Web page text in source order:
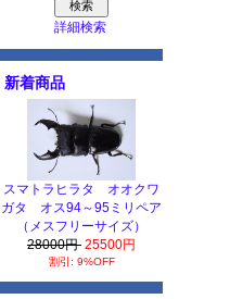
詳細検索
新着商品
スマトラヒラタ オオクワ
ガタ オス94～95ミリペア
（メスフリーサイズ）
28000円 25500円
割引: 9%OFF